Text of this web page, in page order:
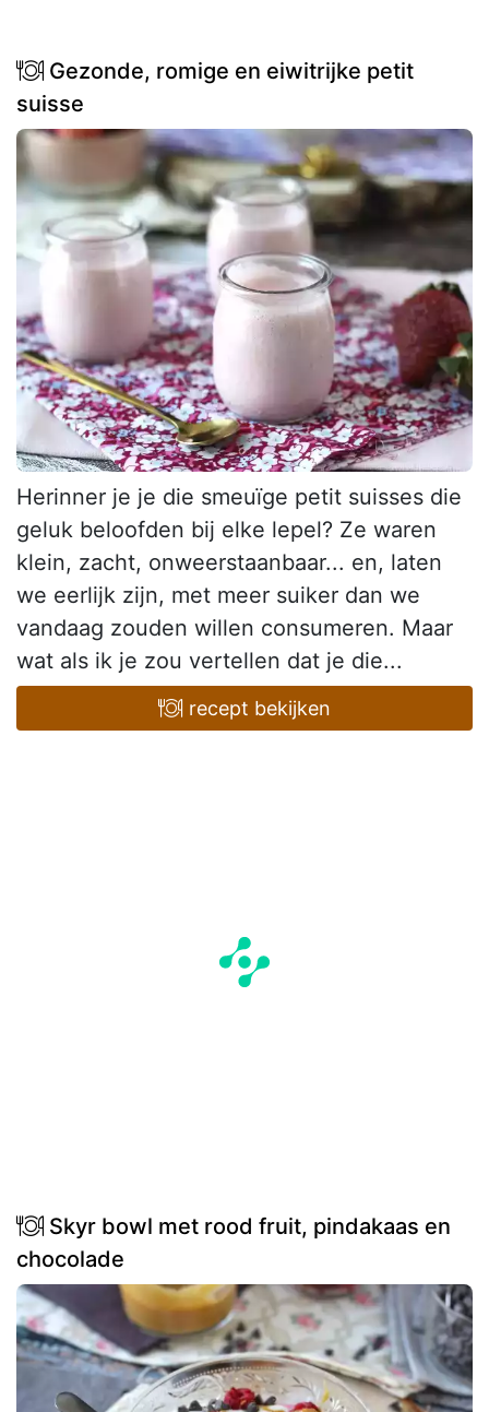
Gezonde, romige en eiwitrijke petit
suisse
Herinner je je die smeuïge petit suisses die
geluk beloofden bij elke lepel? Ze waren
klein, zacht, onweerstaanbaar... en, laten
we eerlijk zijn, met meer suiker dan we
vandaag zouden willen consumeren. Maar
wat als ik je zou vertellen dat je die...
recept bekijken
Skyr bowl met rood fruit, pindakaas en
chocolade